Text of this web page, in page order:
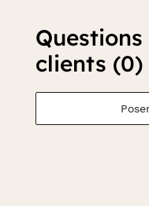
clients (0)